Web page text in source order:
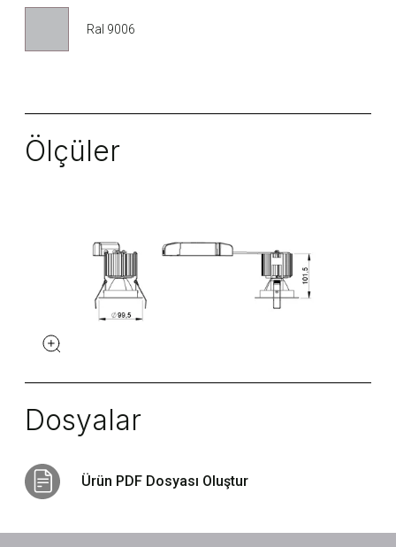
Ral 9006
Ölçüler
Dosyalar
Ürün PDF Dosyası Oluştur